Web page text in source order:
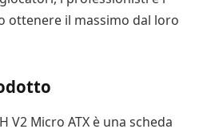
ottenere il massimo dal loro
V2 Micro ATX è una scheda